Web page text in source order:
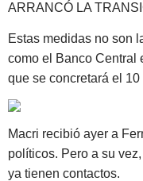
ARRANCÓ LA
Estas medidas no son
como el Banco Central
que se concretará el
Macri recibió ayer a
políticos. Pero a su
ya tienen contactos.